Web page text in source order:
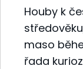
Houby k
maso
řada